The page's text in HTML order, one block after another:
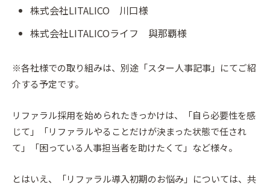
株式会社LITALICO 川口様
株式会社LITALICOライフ 與那覇様
※各社様での取り組みは、別途「スター人事記事」にてご紹
介する予定です。
リファラル採用を始められたきっかけは、「自ら必要性を感
じて」「リファラルやることだけが決まった状態で任され
て」「困っている人事担当者を助けたくて」など様々。
とはいえ、「リファラル導入初期のお悩み」については、共